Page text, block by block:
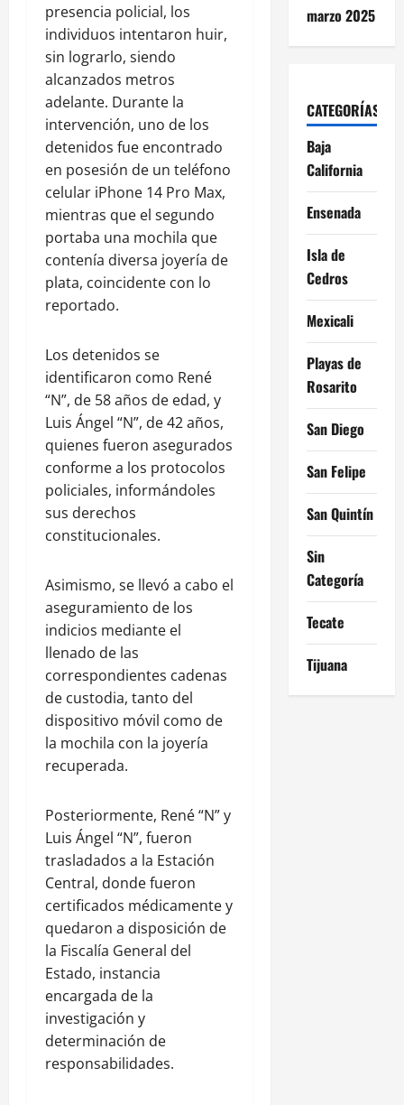
presencia policial, los
individuos intentaron huir,
sin lograrlo, siendo
alcanzados metros
adelante. Durante la
intervención, uno de los
detenidos fue encontrado
en posesión de un teléfono
celular iPhone 14 Pro Max,
mientras que el segundo
portaba una mochila que
contenía diversa joyería de
plata, coincidente con lo
reportado.
Los detenidos se
identificaron como René
“N”, de 58 años de edad, y
Luis Ángel “N”, de 42 años,
quienes fueron asegurados
conforme a los protocolos
policiales, informándoles
sus derechos
constitucionales.
Asimismo, se llevó a cabo el
aseguramiento de los
indicios mediante el
llenado de las
correspondientes cadenas
de custodia, tanto del
dispositivo móvil como de
la mochila con la joyería
recuperada.
Posteriormente, René “N” y
Luis Ángel “N”, fueron
trasladados a la Estación
Central, donde fueron
certificados médicamente y
quedaron a disposición de
la Fiscalía General del
Estado, instancia
encargada de la
investigación y
determinación de
responsabilidades.
marzo 2025
CATEGORÍAS
Baja
California
Ensenada
Isla de
Cedros
Mexicali
Playas de
Rosarito
San Diego
San Felipe
San Quintín
Sin
Categoría
Tecate
Tijuana